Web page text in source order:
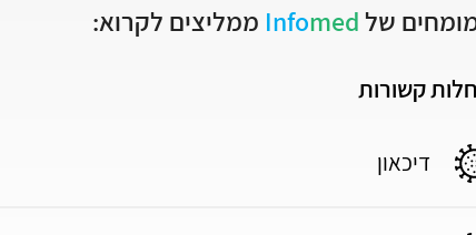
של Infomed ממליצים לקרוא:
קשורות
דיכאון